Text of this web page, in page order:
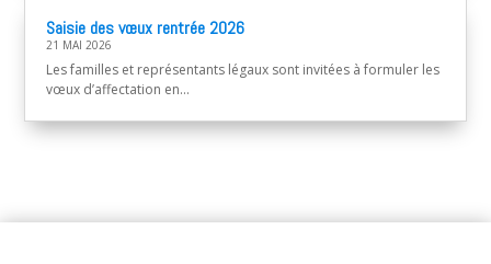
Saisie des vœux rentrée 2026
21 MAI 2026
Les familles et représentants légaux sont invitées à formuler les
vœux d’affectation en...